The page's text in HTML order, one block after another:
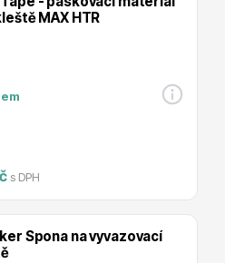
a řezané
MAX HTR
s DPH
Spona na vyvazovací